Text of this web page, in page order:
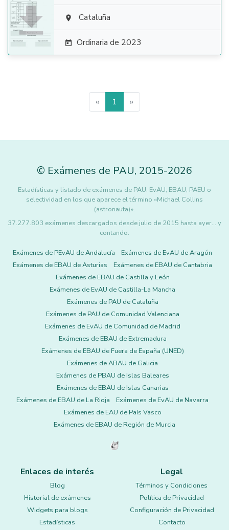
  Cataluña
 Ordinaria de 2023
« 1 »
© Exámenes de PAU, 2015-2026
Estadísticas y listado de exámenes de PAU, EvAU, EBAU, PAEU o
selectividad en los que aparece el término «Michael Collins
(astronauta)».
37.277.803 exámenes descargados desde julio de 2015 hasta ayer... y
contando.
Exámenes de PEvAU de Andalucía
Exámenes de EvAU de Aragón
Exámenes de EBAU de Asturias
Exámenes de EBAU de Cantabria
Exámenes de EBAU de Castilla y León
Exámenes de EvAU de Castilla-La Mancha
Exámenes de PAU de Cataluña
Exámenes de PAU de Comunidad Valenciana
Exámenes de EvAU de Comunidad de Madrid
Exámenes de EBAU de Extremadura
Exámenes de EBAU de Fuera de España (UNED)
Exámenes de ABAU de Galicia
Exámenes de PBAU de Islas Baleares
Exámenes de EBAU de Islas Canarias
Exámenes de EBAU de La Rioja
Exámenes de EvAU de Navarra
Exámenes de EAU de País Vasco
Exámenes de EBAU de Región de Murcia
Enlaces de interés
Blog
Historial de exámenes
Widgets para blogs
Estadísticas
Legal
Términos y Condiciones
Política de Privacidad
Configuración de Privacidad
Contacto